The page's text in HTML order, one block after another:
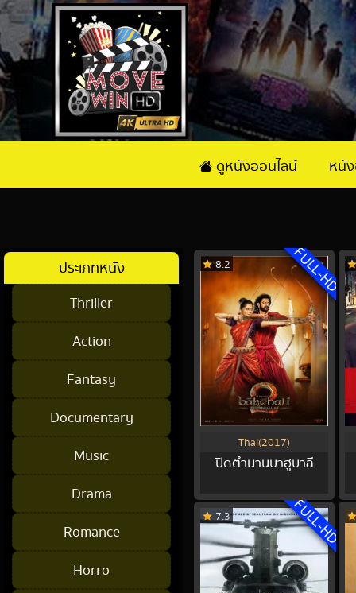
ดูหนังออนไลน์ หนั
ประเภทหนัง
Thriller
Action
Fantasy
Documentary
Music
Drama
Romance
Horro
8.2 FULL-HD
Thai(2017)
ปิดตํานานบาฮูบาลี
7.3 FULL-HD